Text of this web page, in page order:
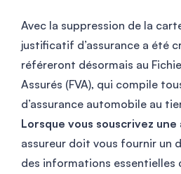
Avec la suppression de la
justificatif d’assurance a été
référeront désormais au
Assurés (FVA), qui compile
d’assurance automobile au
Lorsque vous souscrivez une
assureur doit vous fournir un
des informations essentielles